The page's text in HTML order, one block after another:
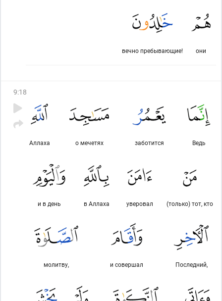
они
вечно пребывающие!
9:18
Ведь
заботится
о мечетях
Аллаха
(только) тот, кто
уверовал
в Аллаха
и в день
Последний,
и совершал
молитву,